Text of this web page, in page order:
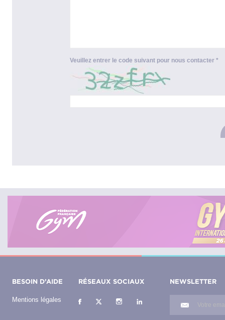
Veuillez entrer le code suivant pour nous contacter
BESOIN D’AIDE
Mentions légales
RÉSEAUX SOCIAUX NEWSLETTER